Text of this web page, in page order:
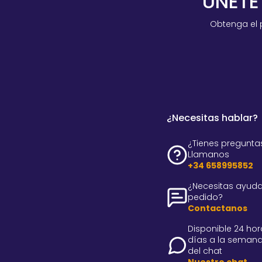
Obtenga el
¿Necesitas hablar?
¿Tienes
Llamanos
+34 658995852
¿Necesitas
pedido?
Contactanos
Disponible 24
días a la
del chat